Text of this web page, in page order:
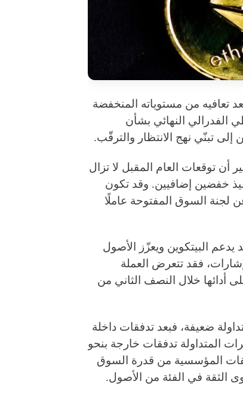
دولار يوم الثلاثاء، بعد تعافيه من مستوياته المنخفضة
الفدرالي النهائي بشأن
إلى تبنّي نهج الانتظار والترقّب.
الفائدة غدًا، غير أن توقعات العام المقبل لا تزال
عام 2026 إلى احتمال تنفيذ خفضين إضافيين. وقد تكون
لجنة السوق المفتوحة عاملًا
البيتكوين ويعزّز الأصول
فقد تتعرض العملة
خلال النصف الثاني من
ضعيفة، فبعد تدفقات داخلة
المتداولة تدفقات خارجة بنحو
المؤسسية من قدرة السوق
الثقة في الفئة من الأصول.